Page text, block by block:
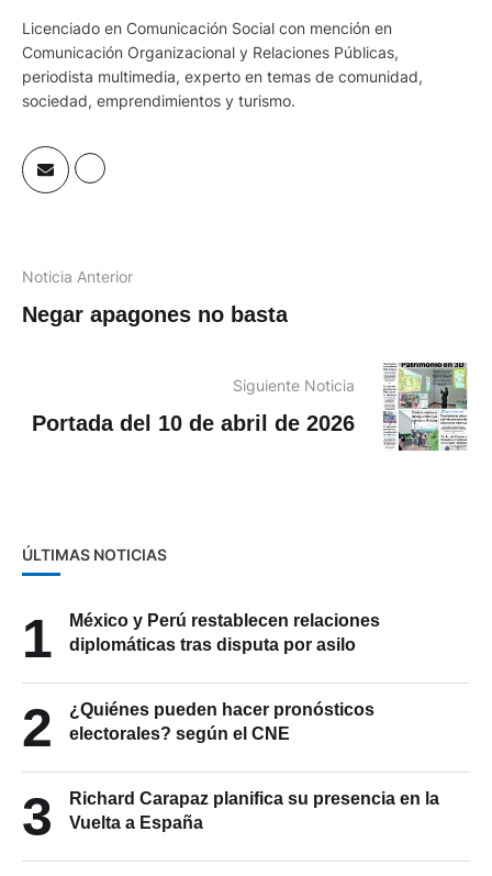
Licenciado en Comunicación Social con mención en
Comunicación Organizacional y Relaciones Públicas,
periodista multimedia, experto en temas de comunidad,
sociedad, emprendimientos y turismo.
Noticia Anterior
Negar apagones no basta
Siguiente Noticia
Portada del 10 de abril de 2026
ÚLTIMAS NOTICIAS
1
México y Perú restablecen relaciones
diplomáticas tras disputa por asilo
2
¿Quiénes pueden hacer pronósticos
electorales? según el CNE
3
Richard Carapaz planifica su presencia en la
Vuelta a España